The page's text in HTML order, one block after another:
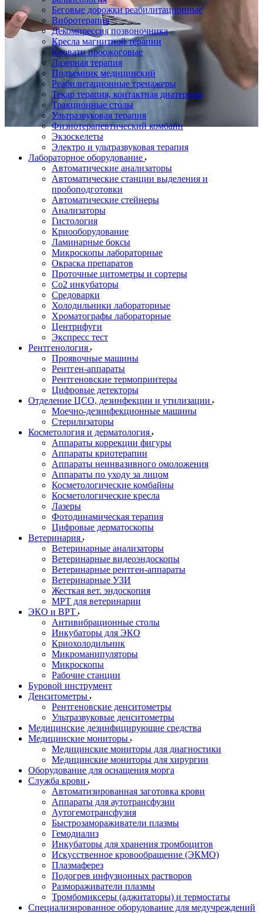
Беговые дорожки реабилитационные
Вибротерапия
Декомпрессия позвоночника
Кресла магнитной терапии
Кровати проожоговые
Лазерная терапия
Подъемник медицинский
Реабилитационные тренажеры
Текар терапия, контактная диатермия
Тракционные столы
Ультразвуковая терапия
Физиотерапевтический комбайн
Экзоскелеты
Электро и ультразвуковая терапия
Лабораторное оборудование
Автоматические анализаторы
Автоматические станции выделения и
пробоподготовки
Автоматические стейнеры
Анализаторы
Гистология
Криооборудование
Ламинарные боксы
Микроскопы лабораторные
Окраска препаратов
Проточные цитометры и сортеры
Со2 инкубаторы
Средоварки
Холодильники лабораторные
Хроматографы лабораторные
Центрифуги
Экспресс тест
Рентгенология
Проявочные машины
Рентген-аппараты
Рентгеновские термопринтеры
Цифровые детекторы
Отделение ЦСО, дезинфекции и утилизации
Моечно-дезинфекционные машины
Стерилизаторы
Косметология и дерматология
Аппараты коррекции фигуры
Аппараты криотерапии
Аппараты неинвазивного омоложения
Аппараты по уходу за лицом
Косметологические комбайны
Косметологические кресла
Лазеры
Фотодинамическая терапия
Цифровые дерматоскопы
Ветеринария
Ветеринарные анализаторы
Ветеринарные видеоэндоскопы
Ветеринарные рентген-аппараты
Ветеринарные УЗИ
Жесткая вет. эндоскопия
МРТ для ветеринарии
ЭКО и ВРТ
Антивибрационные столы
Инкубаторы для ЭКО
Криохолодильник
Микроманипуляторы
Микроскопы
Рабочие станции
Буровой инструмент
Денситометры
Рентгеновские денситометры
Ультразвуковые денситометры
Медицинские дезинфицирующие средства
Медицинские мониторы
Медицинские мониторы для диагностики
Медицинские мониторы для хирургии
Оборудование для оснащения морга
Служба крови
Автоматизированная заготовка крови
Аппараты для аутотрансфузии
Аутогемотрансфузия
Быстрозамораживатели плазмы
Гемодиализ
Инкубаторы для хранения тромбоцитов
Искусственное кровообращение (ЭКМО)
Плазмаферез
Подогрев инфузионных растворов
Размораживатели плазмы
Тромбомиксеры (аджитаторы) и термостаты
Специализированное оборудование для медучреждений